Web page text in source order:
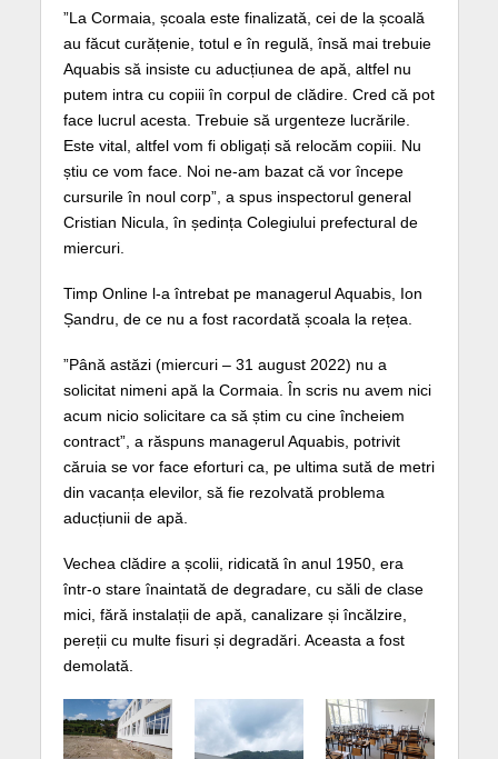
”La Cormaia, școala este finalizată, cei de la școală
au făcut curățenie, totul e în regulă, însă mai trebuie
Aquabis să insiste cu aducțiunea de apă, altfel nu
putem intra cu copiii în corpul de clădire. Cred că pot
face lucrul acesta. Trebuie să urgenteze lucrările.
Este vital, altfel vom fi obligați să relocăm copiii. Nu
știu ce vom face. Noi ne-am bazat că vor începe
cursurile în noul corp”, a spus inspectorul general
Cristian Nicula, în ședința Colegiului prefectural de
miercuri.
Timp Online l-a întrebat pe managerul Aquabis, Ion
Șandru, de ce nu a fost racordată școala la rețea.
”Până astăzi (miercuri – 31 august 2022) nu a
solicitat nimeni apă la Cormaia. În scris nu avem nici
acum nicio solicitare ca să știm cu cine încheiem
contract”, a răspuns managerul Aquabis, potrivit
căruia se vor face eforturi ca, pe ultima sută de metri
din vacanța elevilor, să fie rezolvată problema
aducțiunii de apă.
Vechea clădire a școlii, ridicată în anul 1950, era
într-o stare înaintată de degradare, cu săli de clase
mici, fără instalații de apă, canalizare și încălzire,
pereții cu multe fisuri și degradări. Aceasta a fost
demolată.